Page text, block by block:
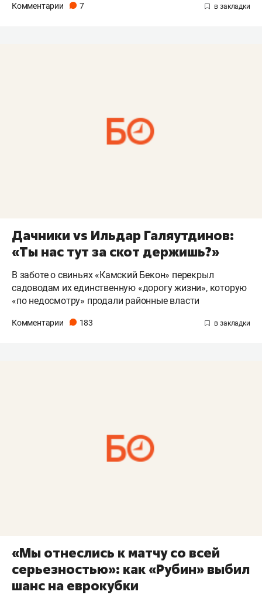
Комментарии 7
Дачники vs Ильдар Галяутдинов:
«Ты нас тут за скот держишь?»
В заботе о свиньях «Камский Бекон» перекрыл
садоводам их единственную «дорогу жизни», которую
«по недосмотру» продали районные власти
Комментарии 183
«Мы отнеслись к матчу со всей
серьезностью»: как «Рубин» выбил
шанс на еврокубки